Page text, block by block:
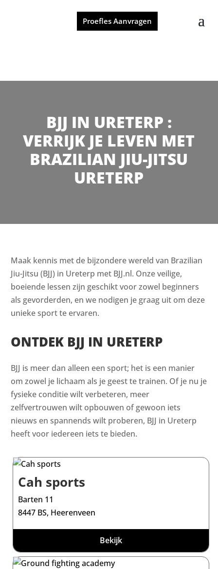
Proefles Aanvragen
BJJ IN URETERP :
VERRIJK JE LEVEN MET
BRAZILIAN JIU-JITSU
URETERP
Maak kennis met de bijzondere wereld van Brazilian
Jiu-Jitsu (BJJ) in Ureterp met BJJ.nl. Onze veilige,
boeiende lessen zijn geschikt voor zowel beginners
als gevorderden, en we nodigen je graag uit om deze
unieke sport te ervaren.
ONTDEK BJJ IN URETERP
BJJ is meer dan alleen een sport; het is een manier
om zowel je lichaam als je geest te trainen. Of je nu je
fysieke conditie wilt verbeteren, meer
zelfvertrouwen wilt opbouwen of gewoon iets
nieuws en spannends wilt proberen, BJJ in Ureterp
heeft voor iedereen iets te bieden.
Cah sports
Barten 11
8447 BS, Heerenveen
Bekijk